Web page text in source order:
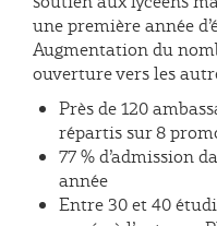
une première année
Augmentation du
ouverture vers les
Près de 120
répartis sur 8
77 % d’admission
année
Entre 30 et 40